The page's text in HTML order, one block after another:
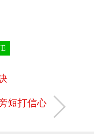
短打信心